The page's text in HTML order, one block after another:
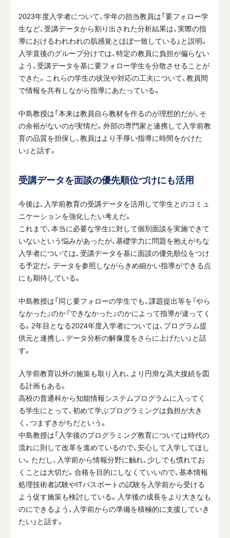
2023年度入学者について、学年の担当教員は「要フォロー学
生など、受講データから割り出された分析結果は、実際の指
導におけるわれわれの肌感覚とほぼ一致している」と説明。
入学直後のグループ分けでは、特定の教員に負担が偏らない
よう、受講データを基に要フォロー学生を分散させることが
できた。これらの学生の状況や対応の工夫について、教員間
で情報を共有しながら指導にあたっている。
中島教授は「本来は教員自ら教材を作るのが理想的だが、そ
の余裕がないのが実情だ。外部の専門家と連携して入学前教
育の品質を担保し、教員はより手厚い指導に時間をかけた
い」と話す。
受講データを面談の優先順位づけにも活用
今後は、入学前教育の受講データを活用して学生とのコミュ
ニケーションを強化したい考えだ。
これまで、本当に必要な学生に対して個別面談を実施できて
いないという悩みがあったが、基礎学力に問題を抱えがちな
入学者については、受講データを基に面談の優先順位をつけ
る予定だ。データを参照しながらきめ細かい指導ができる点
にも期待している。
中島教授は「同じ要フォローの学生でも、課題提出等を『やら
なかった』のか『できなかった』のかによって指導が違ってく
る。2年目となる2024年度入学者については、プログラム提
供元と連携し、データ分析の解像度をさらに上げたい」と話
す。
入学前教育以外の施策も取り入れ、より円滑な高大接続を図
る計画もある。
高校の普通科から知能情報システムプログラムに入ってく
る学生にとって、初めて学ぶプログラミングは負担が大き
く、つまずきがちだという。
中島教授は「入学後のプログラミング教育については時代の
流れに則して改革を進めているので、安心して入学してほし
い。ただし、入学前から情報分野に触れ、少しでも慣れてお
くことは大切だ。合格を目的にしなくていいので、基本情報
処理技術者試験やITパスポートの試験を入学前から受ける
よう促す施策も検討している。入学後の成長をより大きなも
のにできるよう、入学前からの準備を積極的に支援していき
たい」と話す。